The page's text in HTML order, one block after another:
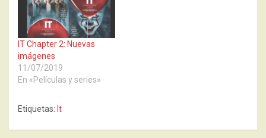
IT Chapter 2: Nuevas
imágenes
11/07/2019
En «Películas y series»
Etiquetas: It